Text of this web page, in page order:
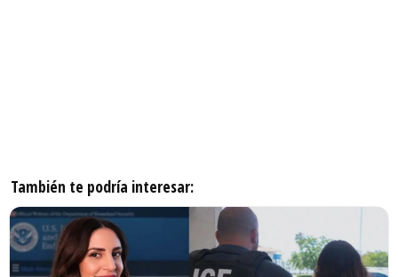
También te podría interesar: